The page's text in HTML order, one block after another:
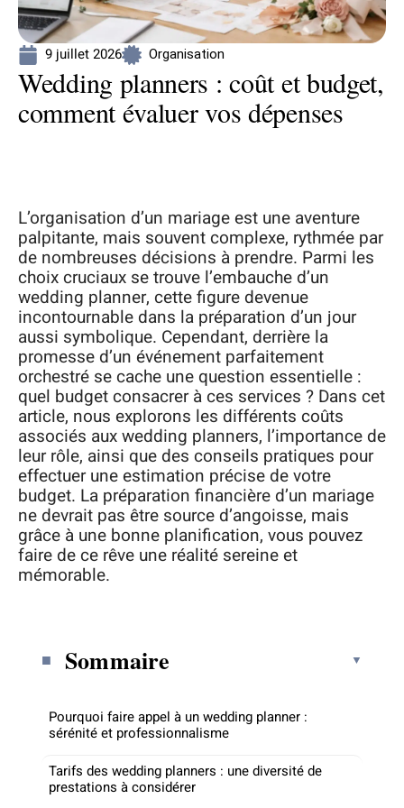
9 juillet 2026 Organisation
Wedding planners : coût et budget,
comment évaluer vos dépenses
L’organisation d’un mariage est une aventure
palpitante, mais souvent complexe, rythmée par
de nombreuses décisions à prendre. Parmi les
choix cruciaux se trouve l’embauche d’un
wedding planner, cette figure devenue
incontournable dans la préparation d’un jour
aussi symbolique. Cependant, derrière la
promesse d’un événement parfaitement
orchestré se cache une question essentielle :
quel budget consacrer à ces services ? Dans cet
article, nous explorons les différents coûts
associés aux wedding planners, l’importance de
leur rôle, ainsi que des conseils pratiques pour
effectuer une estimation précise de votre
budget. La préparation financière d’un mariage
ne devrait pas être source d’angoisse, mais
grâce à une bonne planification, vous pouvez
faire de ce rêve une réalité sereine et
mémorable.
Sommaire
Pourquoi faire appel à un wedding planner :
sérénité et professionnalisme
Tarifs des wedding planners : une diversité de
prestations à considérer